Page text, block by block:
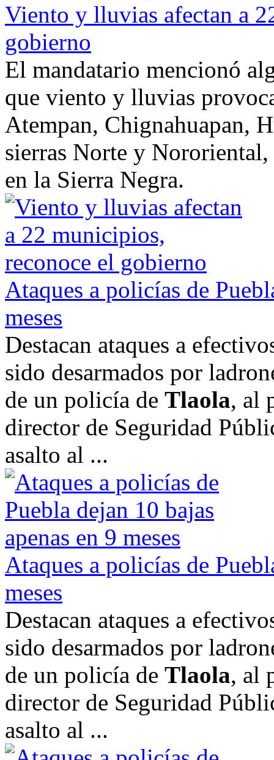
Viento y lluvias afectan a
gobierno
El mandatario mencionó
que viento y lluvias
Atempan, Chignahuapan,
sierras Norte y
en la Sierra Negra.
Ataques a policías de
meses
Destacan ataques a
sido desarmados por
de un policía de Tlaola, al
director de Seguridad
asalto al ...
Ataques a policías de
meses
Destacan ataques a
sido desarmados por
de un policía de Tlaola, al
director de Seguridad
asalto al ...